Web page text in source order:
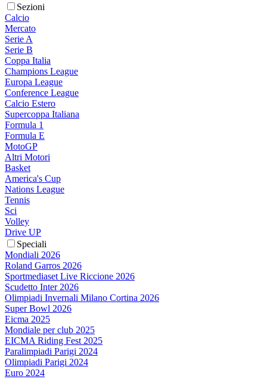
Sezioni
Calcio
Mercato
Serie A
Serie B
Coppa Italia
Champions League
Europa League
Conference League
Calcio Estero
Supercoppa Italiana
Formula 1
Formula E
MotoGP
Altri Motori
Basket
America's Cup
Nations League
Tennis
Sci
Volley
Drive UP
Speciali
Mondiali 2026
Roland Garros 2026
Sportmediaset Live Riccione 2026
Scudetto Inter 2026
Olimpiadi Invernali Milano Cortina 2026
Super Bowl 2026
Eicma 2025
Mondiale per club 2025
EICMA Riding Fest 2025
Paralimpiadi Parigi 2024
Olimpiadi Parigi 2024
Euro 2024